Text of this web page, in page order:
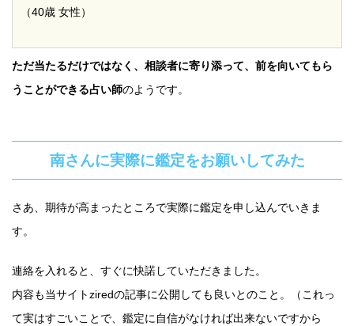
（40歳 女性）
ただ当たるだけではなく、相談者に寄り添って、前を向いてもら
うことができる占い師のようです。
南さんに実際に鑑定をお願いしてみた
さあ、期待が高まったところで実際に鑑定を申し込んでいきま
す。
連絡を入れると、すぐに快諾していただきました。
内容も当サイトziredの記事に公開しても良いとのこと。（これっ
て実はすごいことで、鑑定に自信がなければ出来ないですから